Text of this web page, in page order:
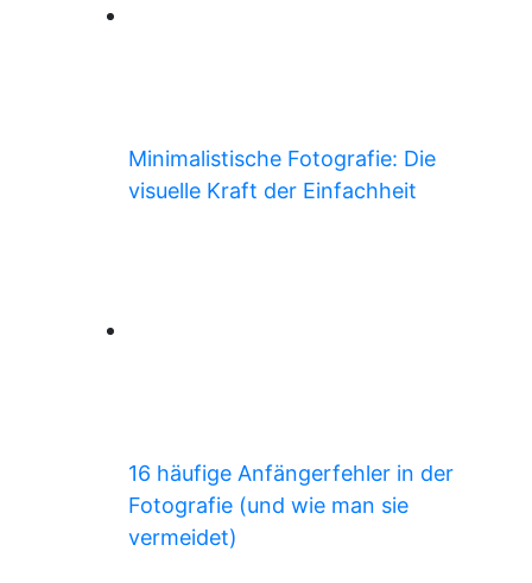
Minimalistische Fotografie: Die
visuelle Kraft der Einfachheit
16 häufige Anfängerfehler in der
Fotografie (und wie man sie
vermeidet)